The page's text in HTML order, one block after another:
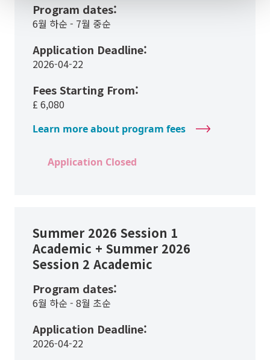
Program dates:
6월 하순 - 7월 중순
Application Deadline:
2026-04-22
Fees Starting From:
£ 6,080
Learn more about program fees
Application Closed
Summer 2026 Session 1
Academic + Summer 2026
Session 2 Academic
Program dates:
6월 하순 - 8월 초순
Application Deadline:
2026-04-22